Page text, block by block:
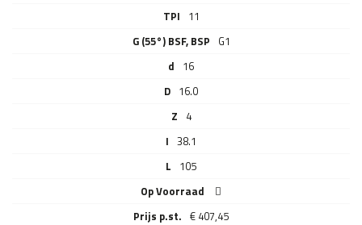
TPI 11
G (55°) BSF, BSP G1
d 16
D 16.0
Z 4
I 38.1
L 105
Op Voorraad
€ 407,45